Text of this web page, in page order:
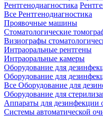
Рентгенодиагностика
Все Рентгенодиагностика
Проявочные машины
Стоматологические
Визиографы
Интраоральные рентгены
Интраоральные камеры
Оборудование для
Оборудование для
Все Оборудование для
Оборудование для
Аппараты для дезинфекции
Системы автоматической